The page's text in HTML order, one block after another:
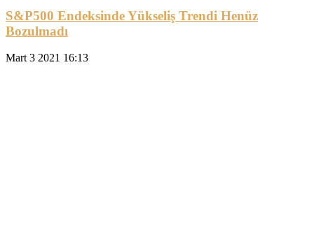
S&P500 Endeksinde Yükseliş Trendi Henüz
Bozulmadı
Mart 3 2021 16:13